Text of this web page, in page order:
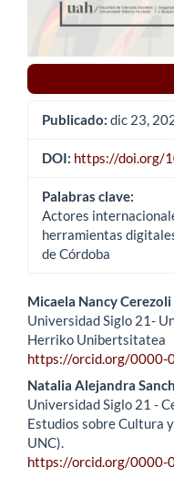
Publicado: dic 23,
DOI: https://doi.org/
Palabras clave:
Actores
herramientas
de Córdoba
Contenido
principal
del
artículo
Micaela Nancy Cerezoli
Universidad Siglo 21-
Herriko Unibertsitatea
https://orcid.org/0000-
Natalia Alejandra
Universidad Siglo 21 -
Estudios sobre Cultura
UNC).
https://orcid.org/0000-